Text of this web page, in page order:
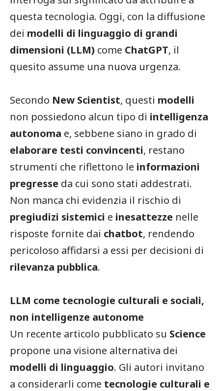
questa tecnologia. Oggi, con la diffusione
dei modelli di linguaggio di grandi
dimensioni (LLM) come ChatGPT, il
quesito assume una nuova urgenza.
Secondo New Scientist, questi modelli
non possiedono alcun tipo di intelligenza
autonoma e, sebbene siano in grado di
elaborare testi convincenti, restano
strumenti che riflettono le informazioni
pregresse da cui sono stati addestrati.
Non manca chi evidenzia il rischio di
pregiudizi sistemici e inesattezze nelle
risposte fornite dai chatbot, rendendo
pericoloso affidarsi a essi per decisioni di
rilevanza pubblica.
LLM come tecnologie culturali e sociali,
non intelligenze autonome
Un recente articolo pubblicato su Science
propone una visione alternativa dei
modelli di linguaggio. Gli autori invitano
a considerarli come tecnologie culturali e